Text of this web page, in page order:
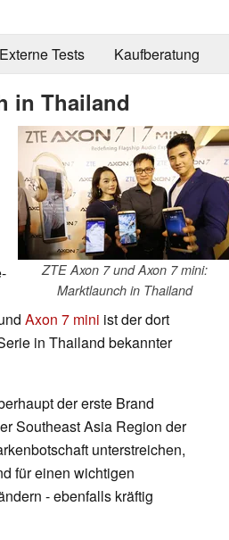
Externe Tests Kaufberatung
in Thailand
ZTE Axon 7 und Axon 7 mini:
Marktlaunch in Thailand
Axon 7 mini ist der dort
in Thailand bekannter
der erste Brand
Southeast Asia Region der
unterstreichen,
für einen wichtigen
- ebenfalls kräftig